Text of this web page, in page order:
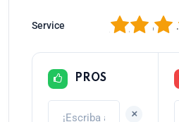
Service 4
3
2
PROS
+